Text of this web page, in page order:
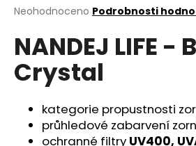
Průměrné
produktu
je
0,0
z
hvězdiček.
Neohodnoceno Podrobnosti
NANDEJ LIFE -
Crystal
kategorie propustnosti
průhledové zabarvení
ochranné filtry UV400,
a
j
í
t